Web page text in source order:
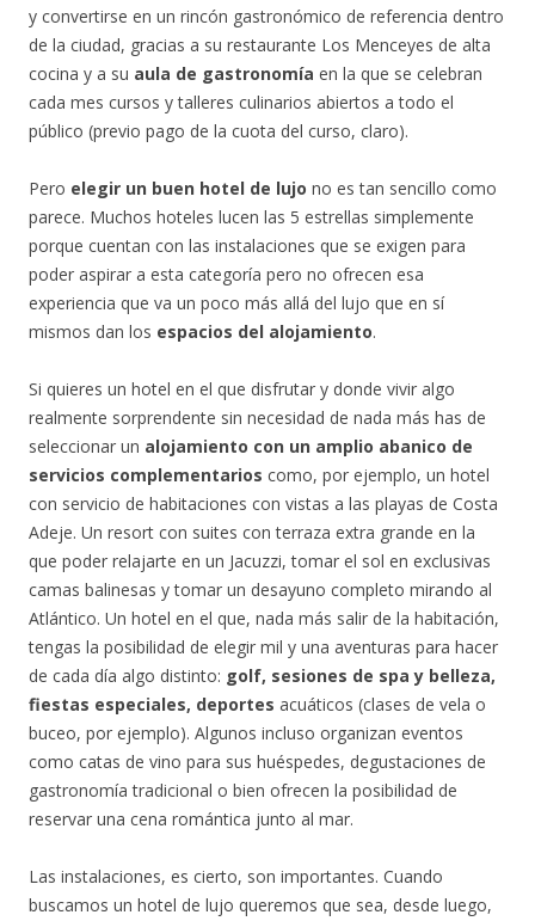
y convertirse en un rincón gastronómico de referencia dentro
de la ciudad, gracias a su restaurante Los Menceyes de alta
cocina y a su aula de gastronomía en la que se celebran
cada mes cursos y talleres culinarios abiertos a todo el
público (previo pago de la cuota del curso, claro).
Pero elegir un buen hotel de lujo no es tan sencillo como
parece. Muchos hoteles lucen las 5 estrellas simplemente
porque cuentan con las instalaciones que se exigen para
poder aspirar a esta categoría pero no ofrecen esa
experiencia que va un poco más allá del lujo que en sí
mismos dan los espacios del alojamiento.
Si quieres un hotel en el que disfrutar y donde vivir algo
realmente sorprendente sin necesidad de nada más has de
seleccionar un alojamiento con un amplio abanico de
servicios complementarios como, por ejemplo, un hotel
con servicio de habitaciones con vistas a las playas de Costa
Adeje. Un resort con suites con terraza extra grande en la
que poder relajarte en un Jacuzzi, tomar el sol en exclusivas
camas balinesas y tomar un desayuno completo mirando al
Atlántico. Un hotel en el que, nada más salir de la habitación,
tengas la posibilidad de elegir mil y una aventuras para hacer
de cada día algo distinto: golf, sesiones de spa y belleza,
fiestas especiales, deportes acuáticos (clases de vela o
buceo, por ejemplo). Algunos incluso organizan eventos
como catas de vino para sus huéspedes, degustaciones de
gastronomía tradicional o bien ofrecen la posibilidad de
reservar una cena romántica junto al mar.
Las instalaciones, es cierto, son importantes. Cuando
buscamos un hotel de lujo queremos que sea, desde luego,